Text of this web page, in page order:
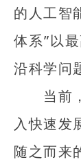
的人工智
体系”以
沿科学问
当前，
入快速发
随之而来